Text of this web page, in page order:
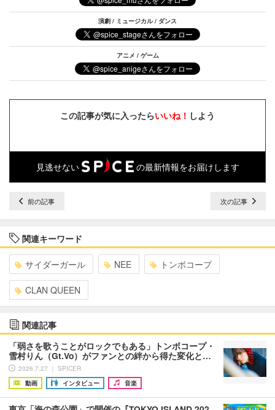
演劇 / ミュージカル / ダンス
アニメ / ゲーム
この記事が気に入ったらいいね！ しよう
見逃せない の最新情報をお届けします
前の記事 次の記事
関連キーワード
サイダーガール NEE トンボコープ
CLAN QUEEN
関連記事
「弱さを歌うことがロックでもある」トンボコープ・
雪村りん（Gt.Vo）がファンとの絆から得た変化と…
2026.7.27 ｜ SPICER
動画
インタビュー 音楽